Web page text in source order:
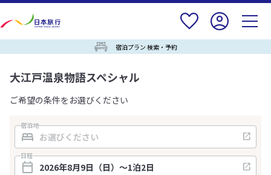
宿泊プラン 検索・予約
大江戸温泉物語スペシャル
ご希望の条件をお選びください
宿泊地
日程